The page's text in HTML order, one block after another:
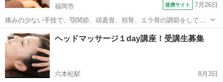
福岡市 提携サイト 7月26日
痛みの少ない手技で、顎関節、頭蓋骨、頬骨、エラ骨の調節をしてい
きます。 顔の左右差、ほうれい線、かみ合わせ、顎関節症などの症状
に効果的です。 お客様からの需要も高く、１回の施術で変化があり、
安心・安全な施術です。 全６時間、...
福岡 福岡市 マッサージ
ヘッドマッサージ１day講座！受講生募集
六本松駅 8月3日